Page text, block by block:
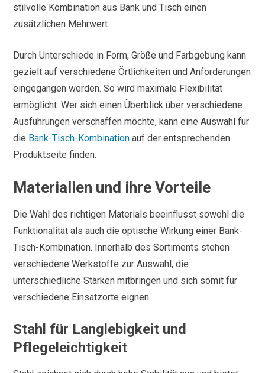
stilvolle Kombination aus Bank und Tisch einen
zusätzlichen Mehrwert.
Durch Unterschiede in Form, Größe und Farbgebung kann
gezielt auf verschiedene Örtlichkeiten und Anforderungen
eingegangen werden. So wird maximale Flexibilität
ermöglicht. Wer sich einen Überblick über verschiedene
Ausführungen verschaffen möchte, kann eine Auswahl für
die Bank-Tisch-Kombination auf der entsprechenden
Produktseite finden.
Materialien und ihre Vorteile
Die Wahl des richtigen Materials beeinflusst sowohl die
Funktionalität als auch die optische Wirkung einer Bank-
Tisch-Kombination. Innerhalb des Sortiments stehen
verschiedene Werkstoffe zur Auswahl, die
unterschiedliche Stärken mitbringen und sich somit für
verschiedene Einsatzorte eignen.
Stahl für Langlebigkeit und
Pflegeleichtigkeit